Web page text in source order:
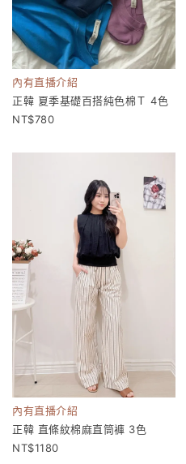
內有直播介紹
正韓 夏季基礎百搭純色棉Ｔ 4色
780
內有直播介紹
正韓 直條紋棉麻直筒褲 3色
1180